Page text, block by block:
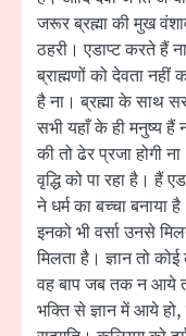
जरूर ब्रह्मा की मुख
ठहरी। एडाप्ट करते हैं
ब्राह्मणों को देवता नहीं
है ना। ब्रह्मा के साथ
सभी यहाँ के ही मनुष्य हैं
की तो ढेर प्रजा होगी
वृद्धि को पा रहा है। हैं
ने धर्म का बच्चा बनाया
इनको भी वर्सा उनसे
मिलता है। ज्ञान तो
वह बाप जब तक न आये
भक्ति से ज्ञान में आये